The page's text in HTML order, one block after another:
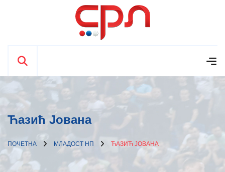
Ћазић Јована
ПОЧЕТНА МЛАДОСТ НП ЋАЗИЋ ЈОВАНА